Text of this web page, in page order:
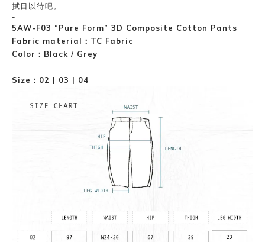
拭目以待吧。
-
5AW-F03 “Pure Form” 3D Composite Cotton Pants
Fabric material：TC Fabric
Color：Black / Grey
Size：02 | 03 | 04